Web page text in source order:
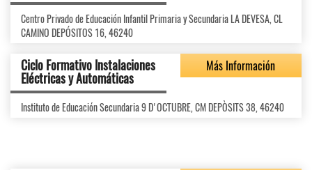
Centro Privado de Educación Infantil Primaria y Secundaria LA DEVESA, CL
CAMINO DEPÓSITOS 16, 46240
Ciclo Formativo Instalaciones
Eléctricas y Automáticas
Más Información
Instituto de Educación Secundaria 9 D'OCTUBRE, CM DEPÒSITS 38, 46240